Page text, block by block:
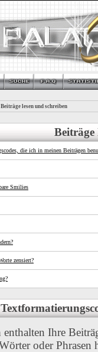
Beiträge lesen und schreiben
Beiträge
die ich in meinen Beiträgen
Smilies
zensiert?
Ihre
oder